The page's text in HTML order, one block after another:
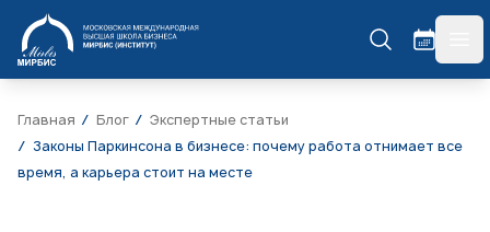
МИРБИС
Главная Блог
Экспертные статьи
Законы Паркинсона в бизнесе: почему работа отнимает все
время, а карьера стоит на месте